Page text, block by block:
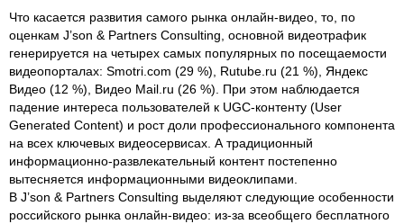
Что касается развития самого рынка онлайн-видео, то, по
оценкам J’son & Partners Consulting, основной видеотрафик
генерируется на четырех самых популярных по посещаемости
видеопорталах: Smotri.com (29 %), Rutube.ru (21 %), Яндекс
Видео (12 %), Видео Mail.ru (26 %). При этом наблюдается
падение интереса пользователей к UGC-контенту (User
Generated Content) и рост доли профессионального компонента
на всех ключевых видеосервисах. А традиционный
информационно-развлекательный контент постепенно
вытесняется информационными видеоклипами.
В J’son & Partners Consulting выделяют следующие особенности
российского рынка онлайн-видео: из-за всеобщего бесплатного